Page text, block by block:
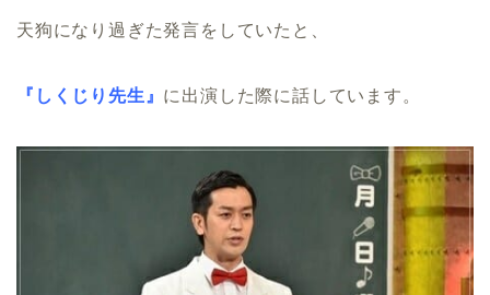
天狗になり過ぎた発言をしていたと、
『しくじり先生』 に出演した際に話しています。